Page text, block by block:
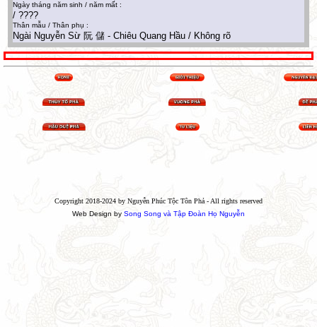
Ngày tháng năm sinh / năm mất :
/ ????
Thân mẫu / Thân phụ :
Ngài Nguyễn Sừ 阮 儲 - Chiêu Quang Hầu / Không rõ
Copyright 2018-2024 by Nguyễn Phúc Tộc Tôn Phả - All rights reserved
Web Design by Song Song và Tập Đoàn Họ Nguyễn